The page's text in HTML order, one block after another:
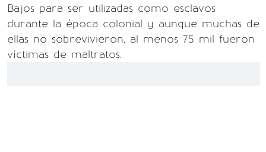
Bajos para ser utilizadas como esclavos
durante la época colonial y aunque muchas de
ellas no sobrevivieron, al menos 75 mil fueron
víctimas de maltratos.